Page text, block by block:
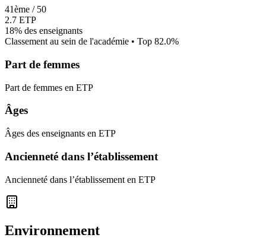
41ème / 50
2.7 ETP
18% des enseignants
Classement au sein de l'académie • Top 82.0%
Part de femmes
Part de femmes en ETP
Âges
Âges des enseignants en ETP
Ancienneté dans l’établissement
Ancienneté dans l’établissement en ETP
Environnement